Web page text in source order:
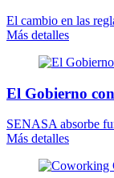
El cambio en las
Más detalles
El Gobierno
SENASA absorbe
Más detalles